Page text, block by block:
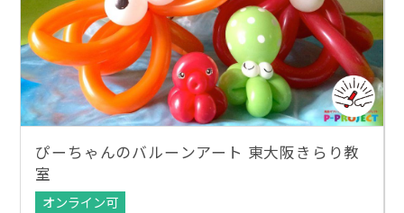
ぴーちゃんのバルーンアート 東大阪きらり教
室
オンライン可